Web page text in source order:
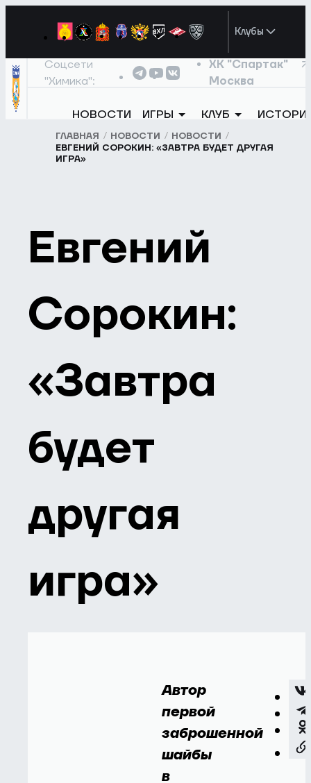
Клубы
Соцсети
"Химика":
ХК "Спартак"
Москва
НОВОСТИ ИГРЫ КЛУБ
ГЛАВНАЯ НОВОСТИ
НОВОСТИ
ЕВГЕНИЙ СОРОКИН: «ЗАВТРА БУДЕТ ДРУГАЯ
ИГРА»
Евгений
Сорокин:
«Завтра
будет
другая
игра»
Автор
первой
заброшенной
шайбы
в